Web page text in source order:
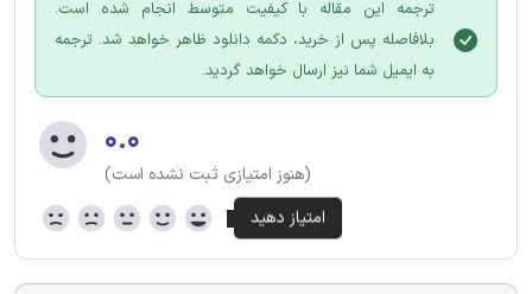
ترجمه این مقاله با کیفیت متوسط انجام شده است.
بلافاصله پس از خرید، دکمه دانلود ظاهر خواهد شد. ترجمه
به ایمیل شما نیز ارسال خواهد گردید.
۰.۰
(هنوز امتیازی ثبت نشده است)